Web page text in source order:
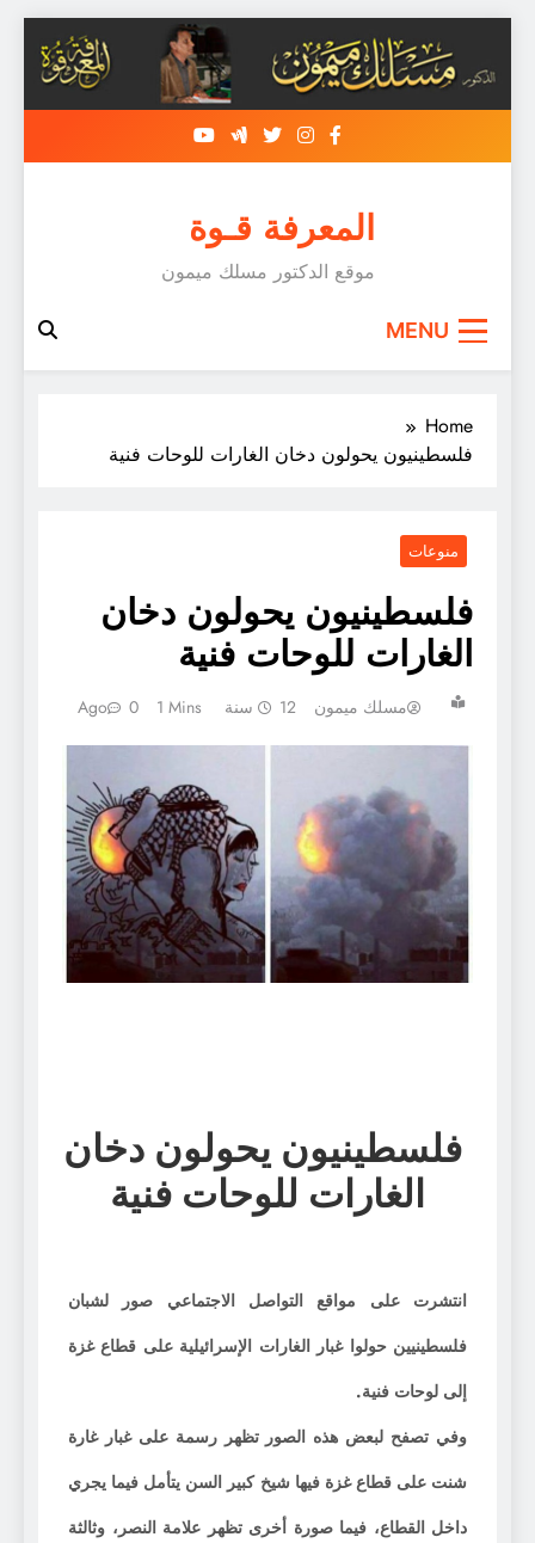
content
المعرفة قـوة
موقع الدكتور مسلك ميمون
MENU
Home
فلسطينيون يحولون دخان الغارات للوحات فنية
منوعات
فلسطينيون يحولون دخان
الغارات للوحات فنية
مسلك ميمون 12 سنة Ago 0 1 Mins
فلسطينيون يحولون دخان
الغارات للوحات فنية
انتشرت على مواقع التواصل الاجتماعي صور لشبان
فلسطينيين حولوا غبار الغارات الإسرائيلية على قطاع غزة
إلى لوحات فنية.
وفي تصفح لبعض هذه الصور تظهر رسمة على غبار غارة
شنت على قطاع غزة فيها شيخ كبير السن يتأمل فيما يجري
داخل القطاع، فيما صورة أخرى تظهر علامة النصر، وثالثة